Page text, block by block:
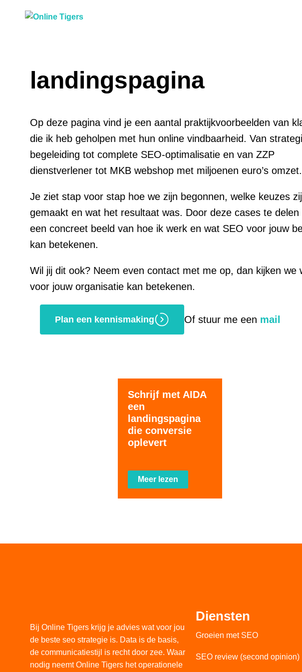
landingspagina
Op deze pagina vind je een aantal praktijkvoorbeelden van
die ik heb geholpen met hun online vindbaarheid. Van
begeleiding tot complete SEO-optimalisatie en van ZZP
dienstverlener tot MKB webshop met miljoenen euro’s omzet.
Je ziet stap voor stap hoe we zijn begonnen, welke keuzes
gemaakt en wat het resultaat was. Door deze cases te delen
een concreet beeld van hoe ik werk en wat SEO voor jouw
kan betekenen.
Wil jij dit ook? Neem even contact met me op, dan kijken we
voor jouw organisatie kan betekenen.
Plan een kennismaking Of stuur me een mail
Schrijf met AIDA
een
landingspagina
die conversie
oplevert
Meer lezen
Bij Online Tigers krijg je advies wat voor jou
de beste seo strategie is. Data is de basis,
de communicatiestijl is recht door zee. Waar
nodig neemt Online Tigers het operationele
Diensten
Groeien met SEO
SEO review (second opinion)